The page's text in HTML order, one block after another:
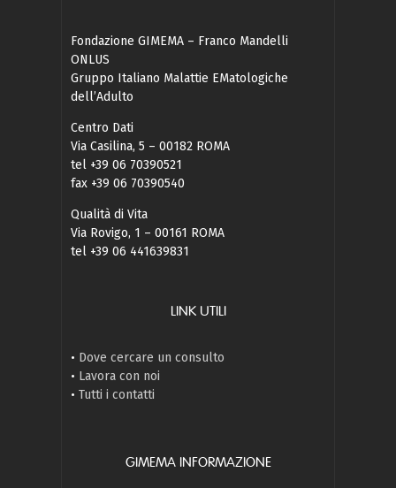
Fondazione GIMEMA – Franco Mandelli
ONLUS
Gruppo Italiano Malattie EMatologiche
dell’Adulto
Centro Dati
Via Casilina, 5 – 00182 ROMA
tel +39 06 70390521
fax +39 06 70390540
Qualità di Vita
Via Rovigo, 1 – 00161 ROMA
tel +39 06 441639831
LINK UTILI
• Dove cercare un consulto
• Lavora con noi
• Tutti i contatti
GIMEMA INFORMAZIONE